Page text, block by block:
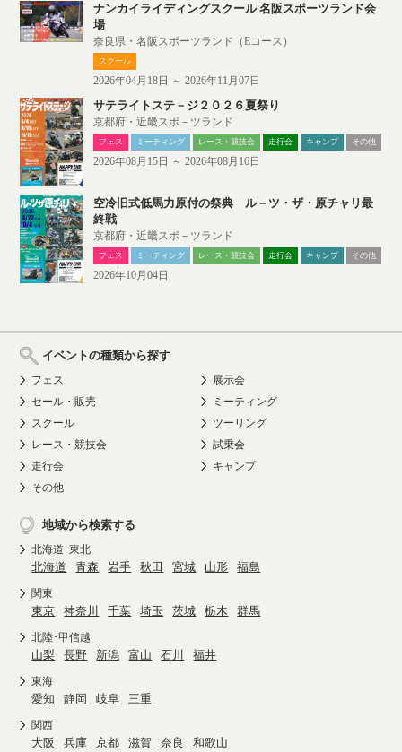
ナンカイライディングスクール 名阪スポーツランド会
場
奈良県・名阪スポーツランド（Eコース）
スクール
2026年04月18日 ～ 2026年11月07日
サテライトステ－ジ２０２６夏祭り
京都府・近畿スポ－ツランド
フェス ミーティング レース・競技会 走行会 キャンプ その他
2026年08月15日 ～ 2026年08月16日
空冷旧式低馬力原付の祭典 ル－ツ・ザ・原チャリ最
終戦
京都府・近畿スポ－ツランド
フェス ミーティング レース・競技会 走行会 キャンプ その他
2026年10月04日
イベントの種類から探す
フェス
展示会
セール・販売
ミーティング
スクール
ツーリング
レース・競技会
試乗会
走行会
キャンプ
その他
地域から検索する
北海道･東北
北海道 青森 岩手 秋田 宮城 山形 福島
関東
東京 神奈川 千葉 埼玉 茨城 栃木 群馬
北陸･甲信越
山梨 長野 新潟 富山 石川 福井
東海
愛知 静岡 岐阜 三重
関西
大阪 兵庫 京都 滋賀 奈良 和歌山